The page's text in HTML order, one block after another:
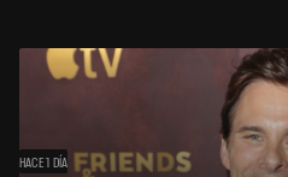
HACE 1 DÍA